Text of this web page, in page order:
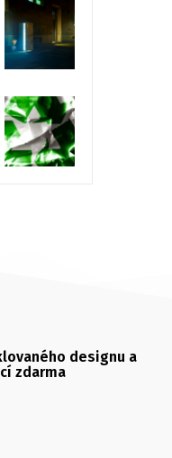
designu a
zdarma